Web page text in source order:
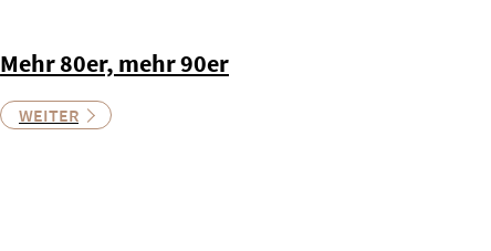
Mehr 80er, mehr 90er
WEITER